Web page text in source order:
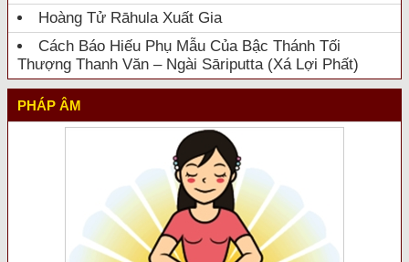
Hoàng Tử Rāhula Xuất Gia
Cách Báo Hiếu Phụ Mẫu Của Bậc Thánh Tối
Thượng Thanh Văn – Ngài Sāriputta (Xá Lợi Phất)
PHÁP ÂM